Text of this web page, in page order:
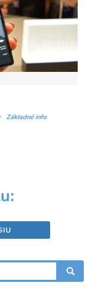
Základné info